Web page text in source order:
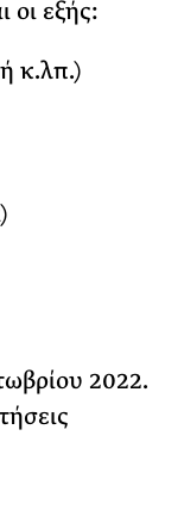
οι εξής:
κ.λπ.)
2022.